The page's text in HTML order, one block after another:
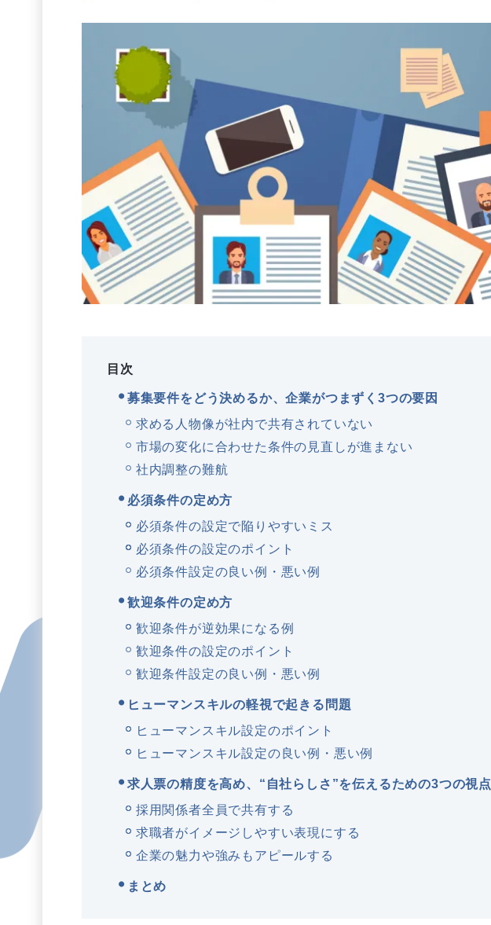
目次
募集要件をどう決めるか、企業がつまずく3つの要因
求める人物像が社内で共有されていない
市場の変化に合わせた条件の見直しが進まない
社内調整の難航
必須条件の定め方
必須条件の設定で陥りやすいミス
必須条件の設定のポイント
必須条件設定の良い例・悪い例
歓迎条件の定め方
歓迎条件が逆効果になる例
歓迎条件の設定のポイント
歓迎条件設定の良い例・悪い例
ヒューマンスキルの軽視で起きる問題
ヒューマンスキル設定のポイント
ヒューマンスキル設定の良い例・悪い例
求人票の精度を高め、“自社らしさ”を伝えるための3つの視点
採用関係者全員で共有する
求職者がイメージしやすい表現にする
企業の魅力や強みもアピールする
まとめ